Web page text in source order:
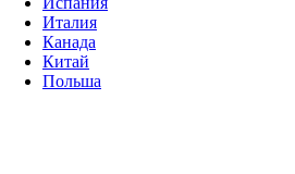
Италия
Канада
Китай
Польша